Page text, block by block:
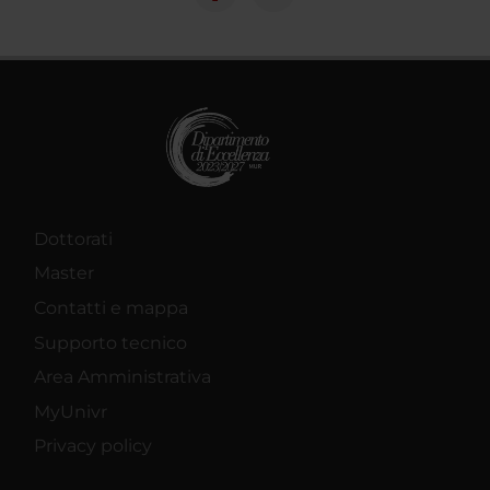
Dottorati
Master
Contatti e mappa
Supporto tecnico
Area Amministrativa
MyUnivr
Privacy policy